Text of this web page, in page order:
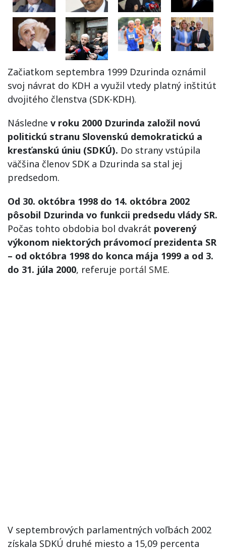
Začiatkom septembra 1999 Dzurinda oznámil
svoj návrat do KDH a využil vtedy platný inštitút
dvojitého členstva (SDK-KDH).
Následne v roku 2000 Dzurinda založil novú
politickú stranu Slovenskú demokratickú a
kresťanskú úniu (SDKÚ). Do strany vstúpila
väčšina členov SDK a Dzurinda sa stal jej
predsedom.
Od 30. októbra 1998 do 14. októbra 2002
pôsobil Dzurinda vo funkcii predsedu vlády SR.
Počas tohto obdobia bol dvakrát poverený
výkonom niektorých právomocí prezidenta SR
– od októbra 1998 do konca mája 1999 a od 3.
do 31. júla 2000, referuje portál SME.
V septembrových parlamentných voľbách 2002
získala SDKÚ druhé miesto a 15,09 percenta